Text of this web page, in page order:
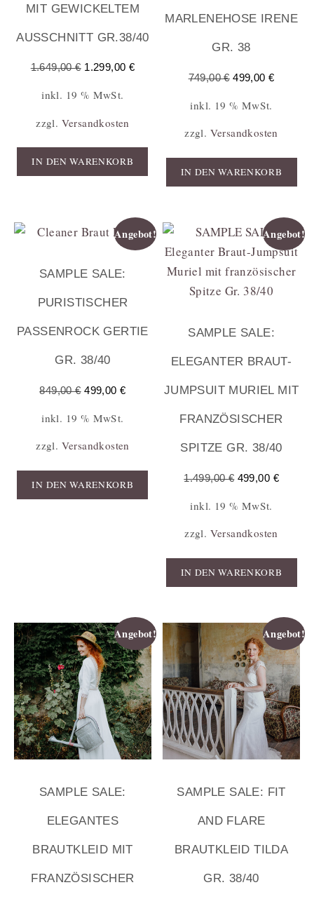
MIT GEWICKELTEM
AUSSCHNITT GR.38/40
1.649,00€ 1.299,00 €
inkl. 19 % MwSt.
zzgl. Versandkosten
IN DEN WARENKORB
MARLENEHOSE IRENE
GR. 38
749,00€ 499,00€
inkl. 19 % MwSt.
zzgl. Versandkosten
IN DEN WARENKORB
Angebot!
SAMPLE SALE:
PURISTISCHER
PASSENROCK GERTIE
GR. 38/40
849,00€ 499,00 €
inkl. 19 % MwSt.
zzgl. Versandkosten
IN DEN WARENKORB
Angebot!
SAMPLE SALE:
ELEGANTER BRAUT-
JUMPSUIT MURIEL MIT
FRANZÖSISCHER
SPITZE GR. 38/40
1.499,00€ 499,00 €
inkl. 19 % MwSt.
zzgl. Versandkosten
IN DEN WARENKORB
Angebot!
SAMPLE SALE:
ELEGANTES
BRAUTKLEID MIT
FRANZÖSISCHER
Angebot!
SAMPLE SALE: FIT
AND FLARE
BRAUTKLEID TILDA
GR. 38/40